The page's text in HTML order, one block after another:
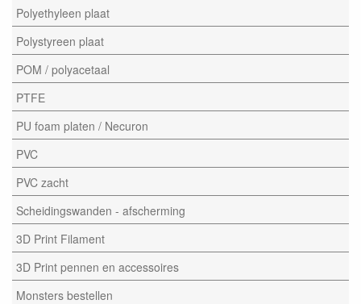
Polyethyleen plaat
Polystyreen plaat
POM / polyacetaal
PTFE
PU foam platen / Necuron
PVC
PVC zacht
Scheidingswanden - afscherming
3D Print Filament
3D Print pennen en accessoires
Monsters bestellen